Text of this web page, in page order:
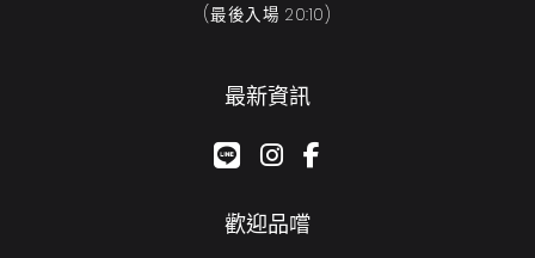
(最後入場 20:10)
最新資訊
google-plus-g
instagram
歡迎品嚐